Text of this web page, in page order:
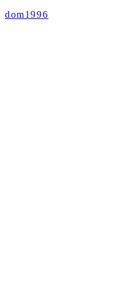
dom1996